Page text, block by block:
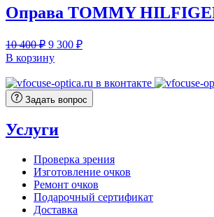
Оправа TOMMY
10 400₽ Первоначальная
цена
составляла
10
400 ₽.
9 300 ₽Текущая
300 ₽.
В корзину
Задать вопрос
Услуги
Проверка зрения
Изготовление очков
Ремонт очков
Подарочный сертификат
Доставка